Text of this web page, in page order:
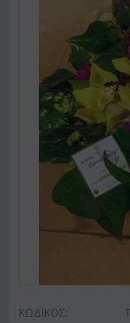
ΚΩΔΙΚΟΣ: